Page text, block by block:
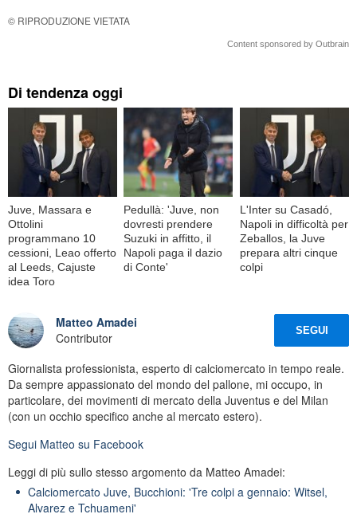
© RIPRODUZIONE VIETATA
Content sponsored by Outbrain
Di tendenza oggi
Juve, Massara e
Ottolini
programmano 10
cessioni, Leao offerto
al Leeds, Cajuste
idea Toro
Pedullà: 'Juve, non
dovresti prendere
Suzuki in affitto, il
Napoli paga il dazio
di Conte'
L'Inter su Casadó,
Napoli in difficoltà per
Zeballos, la Juve
prepara altri cinque
colpi
Matteo Amadei
Contributor
SEGUI
Giornalista professionista, esperto di calciomercato in tempo reale.
Da sempre appassionato del mondo del pallone, mi occupo, in
particolare, dei movimenti di mercato della Juventus e del Milan
(con un occhio specifico anche al mercato estero).
Segui Matteo su Facebook
Leggi di più sullo stesso argomento da Matteo Amadei:
Calciomercato Juve, Bucchioni: 'Tre colpi a gennaio: Witsel,
Alvarez e Tchuameni'